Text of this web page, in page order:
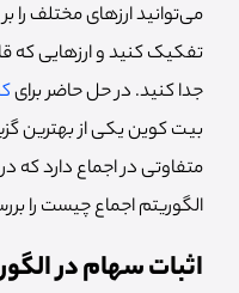
می‌توانید ارزهای مختلف را
تفکیک کنید و ارزهایی که
جدا کنید. در حل حاضر برای
بیت کوین یکی از بهترین
متفاوتی در اجماع دارد که
الگوریتم اجماع چیست را
اثبات سهام در